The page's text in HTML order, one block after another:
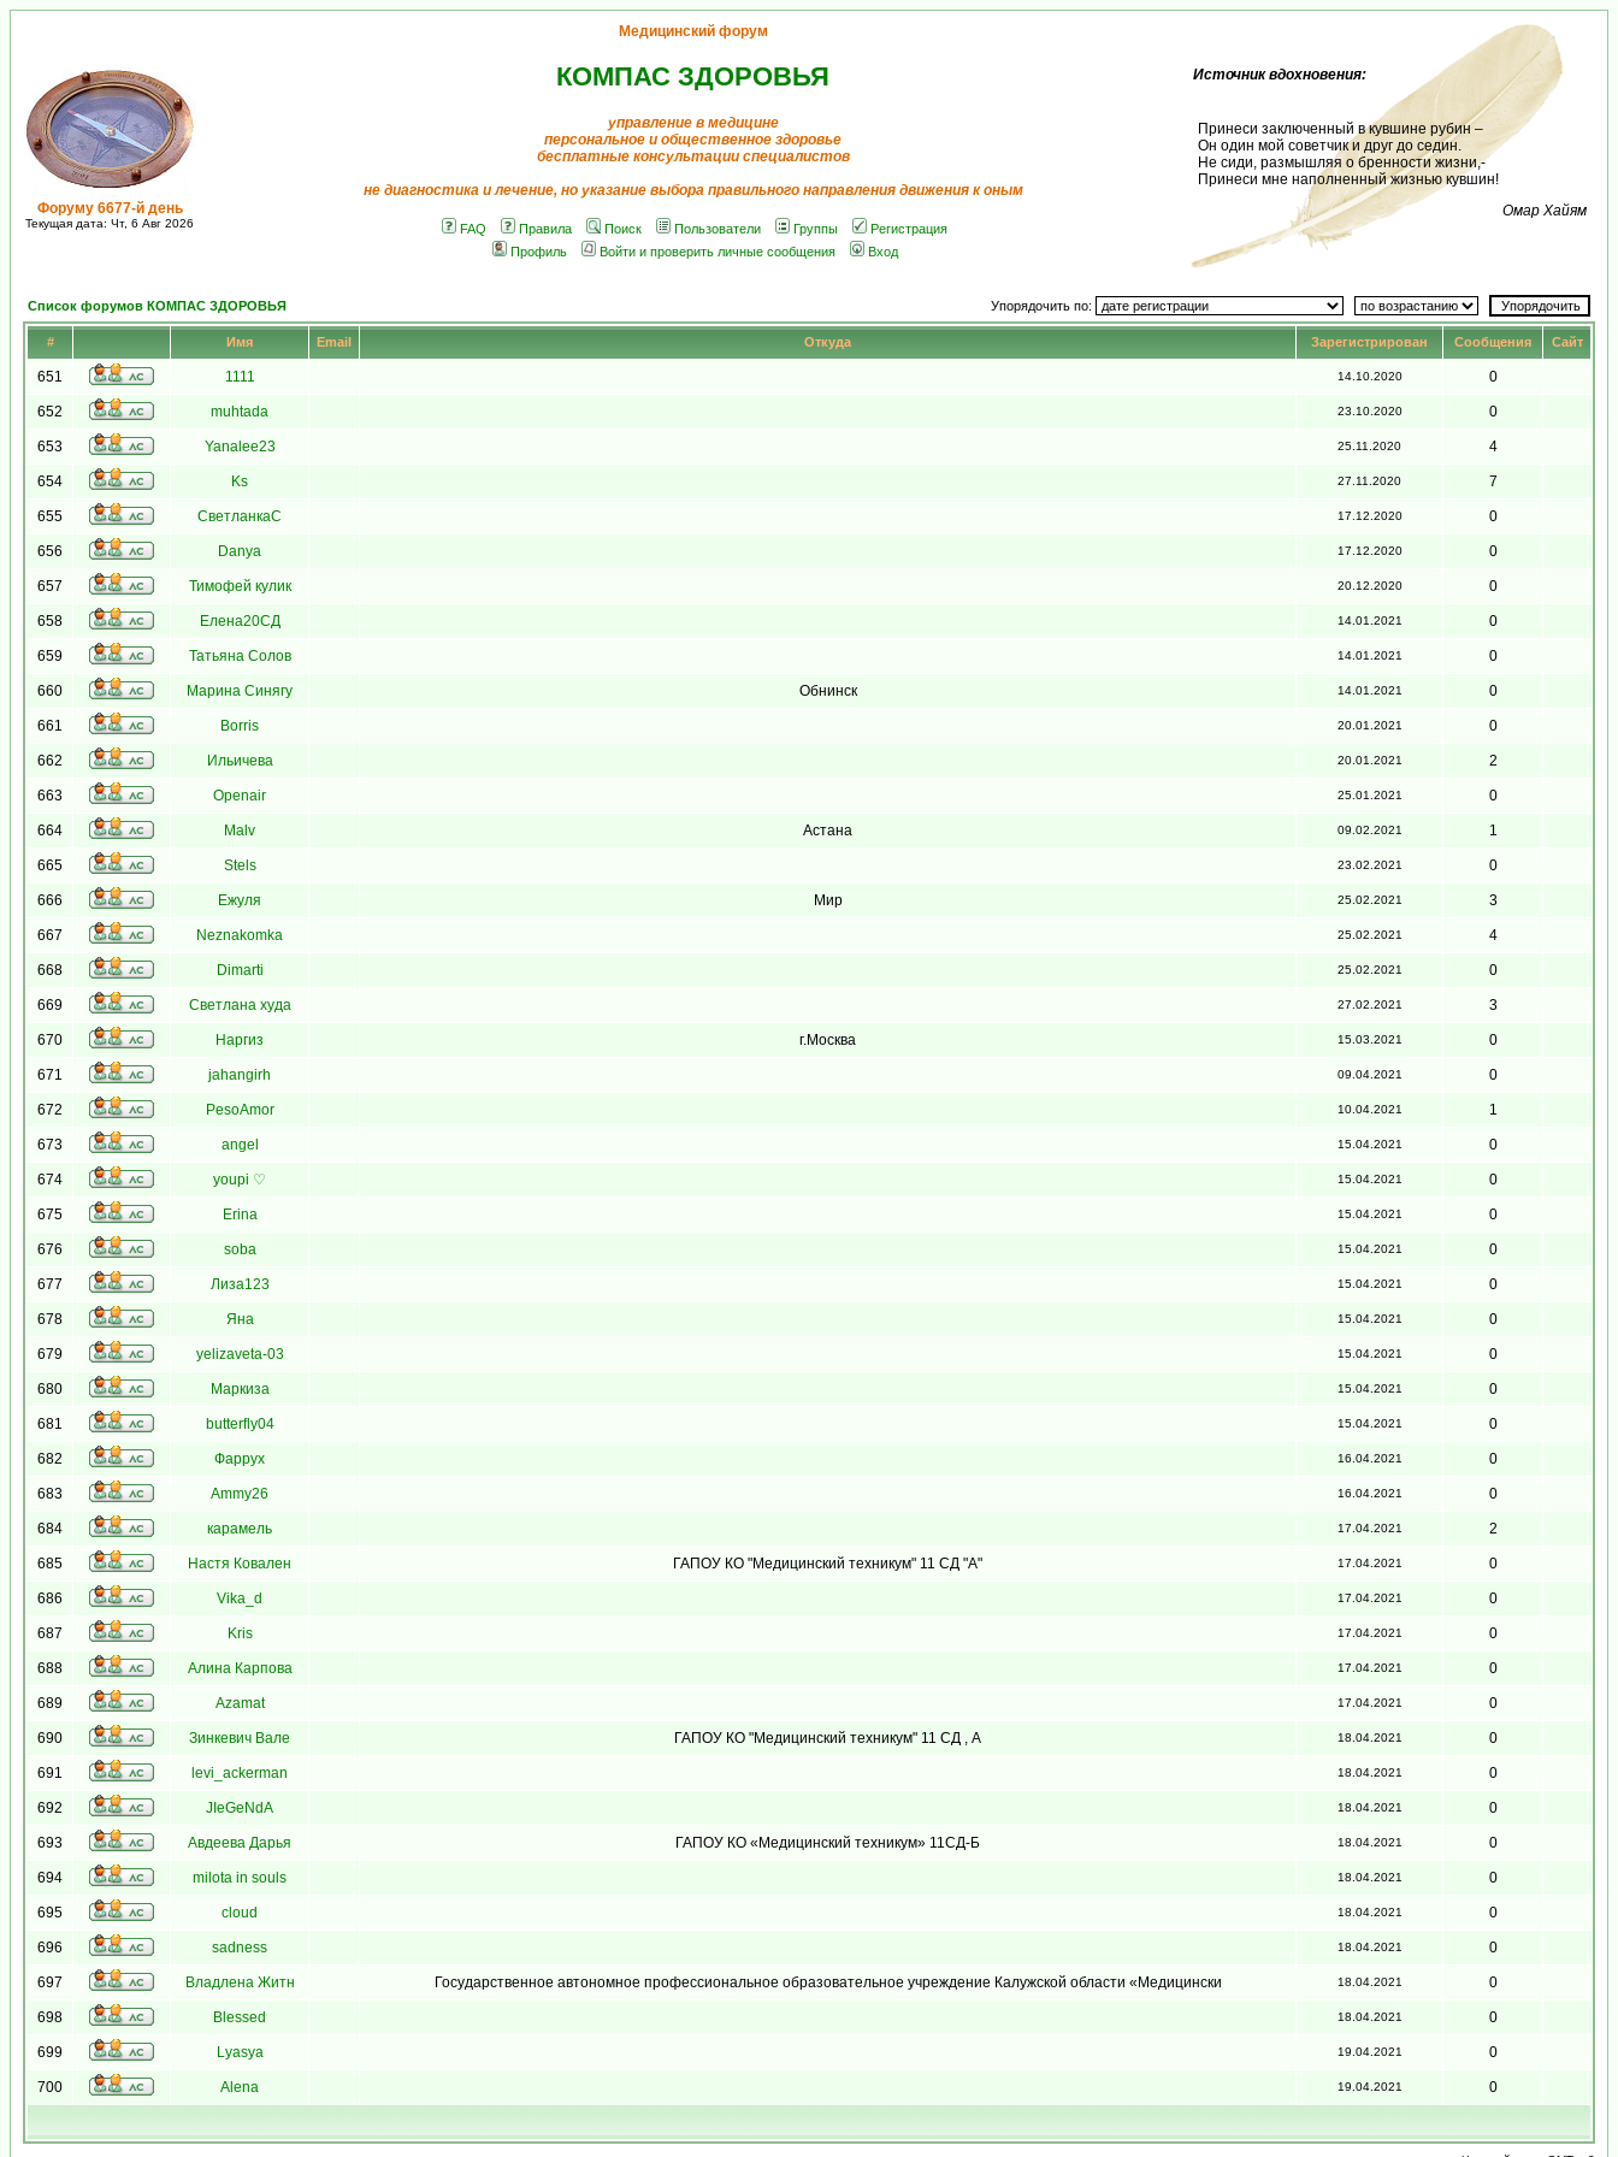
Форуму 6677-й день
Текущая дата: Чт, 6 Авг 2026
Медицинский форум
КОМПАС ЗДОРОВЬЯ
управление в медицине
персональное и общественное здоровье
бесплатные консультации специалистов
не диагностика и лечение, но указание выбора правильного направления движения к оным
FAQ Правила Поиск Пользователи Группы
Регистрация
Профиль
Войти и проверить личные сообщения Вход
Источник вдохновения:
Принеси заключенный в кувшине рубин –
Он один мой советчик и друг до седин.
Не сиди, размышляя о бренности жизни,-
Принеси мне наполненный жизнью кувшин!
Омар Хайям
Список форумов КОМПАС ЗДОРОВЬЯ Упорядочить по:
# Имя Email Откуда Зарегистрирован Сообщения Сайт
651 1111 14.10.2020 0
652 muhtada 23.10.2020 0
653 Yanalee23 25.11.2020 4
654 Ks 27.11.2020 7
655 СветланкаС 17.12.2020 0
656 Danya 17.12.2020 0
657 Тимофей кулик 20.12.2020 0
658 Елена20СД 14.01.2021 0
659 Татьяна Солов 14.01.2021 0
660 Марина Синягу Обнинск 14.01.2021 0
661 Borris 20.01.2021 0
662 Ильичева 20.01.2021 2
663 Openair 25.01.2021 0
664 Malv Астана 09.02.2021 1
665 Stels 23.02.2021 0
666 Ежуля Мир 25.02.2021 3
667 Neznakomka 25.02.2021 4
668 Dimarti 25.02.2021 0
669 Светлана худа 27.02.2021 3
670 Наргиз г.Москва 15.03.2021 0
671 jahangirh 09.04.2021 0
672 PesoAmor 10.04.2021 1
673 angel 15.04.2021 0
674 youpi ♡ 15.04.2021 0
675 Erina 15.04.2021 0
676 soba 15.04.2021 0
677 Лиза123 15.04.2021 0
678 Яна 15.04.2021 0
679 yelizaveta-03 15.04.2021 0
680 Маркиза 15.04.2021 0
681 butterfly04 15.04.2021 0
682 Фаррух 16.04.2021 0
683 Ammy26 16.04.2021 0
684 карамель 17.04.2021 2
685 Настя Ковален ГАПОУ КО "Медицинский техникум" 11 СД "А" 17.04.2021 0
686 Vika_d 17.04.2021 0
687 Kris 17.04.2021 0
688 Алина Карпова 17.04.2021 0
689 Azamat 17.04.2021 0
690 Зинкевич Вале ГАПОУ КО "Медицинский техникум" 11 СД , А 18.04.2021 0
691 levi_ackerman 18.04.2021 0
692 JIeGeNdA 18.04.2021 0
693 Авдеева Дарья ГАПОУ КО «Медицинский техникум» 11СД-Б 18.04.2021 0
694 milota in souls 18.04.2021 0
695 cloud 18.04.2021 0
696 sadness 18.04.2021 0
697 Владлена Житн Государственное автономное профессиональное образовательное учреждение Калужской области «Медицински 18.04.2021 0
698 Blessed 18.04.2021 0
699 Lyasya 19.04.2021 0
700 Alena 19.04.2021 0